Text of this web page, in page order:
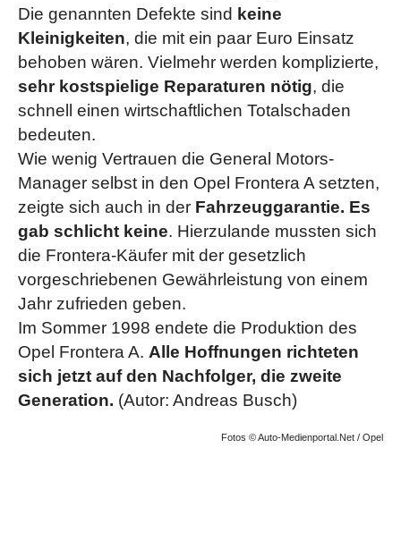
Die genannten Defekte sind keine
Kleinigkeiten, die mit ein paar Euro Einsatz
behoben wären. Vielmehr werden komplizierte,
sehr kostspielige Reparaturen nötig, die
schnell einen wirtschaftlichen Totalschaden
bedeuten.
Wie wenig Vertrauen die General Motors-
Manager selbst in den Opel Frontera A setzten,
zeigte sich auch in der Fahrzeuggarantie. Es
gab schlicht keine. Hierzulande mussten sich
die Frontera-Käufer mit der gesetzlich
vorgeschriebenen Gewährleistung von einem
Jahr zufrieden geben.
Im Sommer 1998 endete die Produktion des
Opel Frontera A. Alle Hoffnungen richteten
sich jetzt auf den Nachfolger, die zweite
Generation. (Autor: Andreas Busch)
Fotos © Auto-Medienportal.Net / Opel